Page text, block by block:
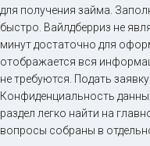
для получения займа.
быстро. Вайлдберриз не
минут достаточно для
отображается вся
не требуются. Подать
Конфиденциальность
раздел легко найти на
вопросы собраны в